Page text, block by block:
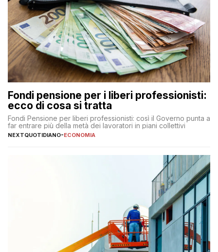
Fondi pensione per i liberi professionisti:
ecco di cosa si tratta
Fondi Pensione per liberi professionisti: così il Governo punta a
far entrare più della metà dei lavoratori in piani collettivi
NEXTQUOTIDIANO-ECONOMIA